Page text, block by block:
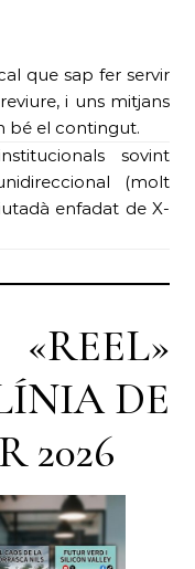
que sap fer servir
i uns mitjans
bé el contingut.
sovint
(molt
enfadat de X-
DE
2026